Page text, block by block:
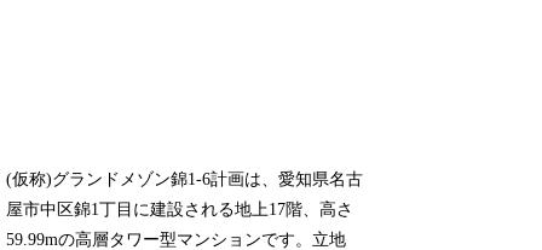
(仮称)グランドメゾン錦1-6計画は、愛知県名古
屋市中区錦1丁目に建設される地上17階、高さ
59.99mの高層タワー型マンションです。立地